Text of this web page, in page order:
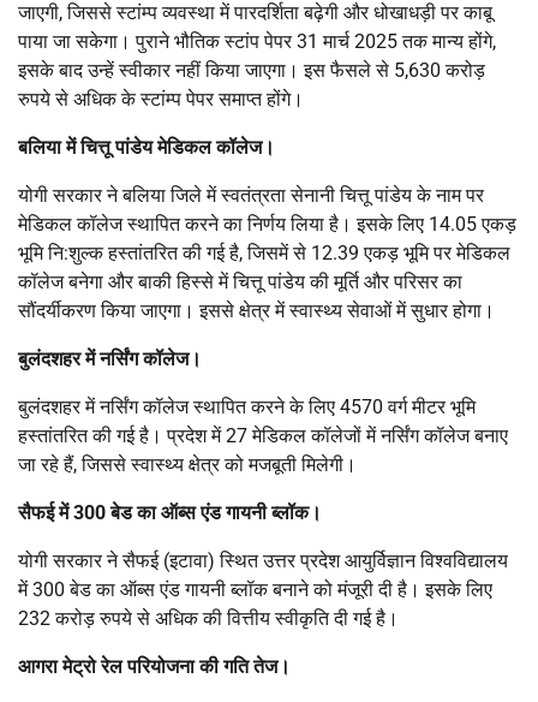
जाएगी, जिससे स्टांम्प व्यवस्था में पारदर्शिता बढ़ेगी और धोखाधड़ी पर काबू
पाया जा सकेगा। पुराने भौतिक स्टांप पेपर 31 मार्च 2025 तक मान्य होंगे,
इसके बाद उन्हें स्वीकार नहीं किया जाएगा। इस फैसले से 5,630 करोड़
रुपये से अधिक के स्टांम्प पेपर समाप्त होंगे।
बलिया में चित्तू पांडेय मेडिकल कॉलेज।
योगी सरकार ने बलिया जिले में स्वतंत्रता सेनानी चित्तू पांडेय के नाम पर
मेडिकल कॉलेज स्थापित करने का निर्णय लिया है। इसके लिए 14.05 एकड़
भूमि नि:शुल्क हस्तांतरित की गई है, जिसमें से 12.39 एकड़ भूमि पर मेडिकल
कॉलेज बनेगा और बाकी हिस्से में चित्तू पांडेय की मूर्ति और परिसर का
सौंदर्यीकरण किया जाएगा। इससे क्षेत्र में स्वास्थ्य सेवाओं में सुधार होगा।
बुलंदशहर में नर्सिंग कॉलेज।
बुलंदशहर में नर्सिंग कॉलेज स्थापित करने के लिए 4570 वर्ग मीटर भूमि
हस्तांतरित की गई है। प्रदेश में 27 मेडिकल कॉलेजों में नर्सिंग कॉलेज बनाए
जा रहे हैं, जिससे स्वास्थ्य क्षेत्र को मजबूती मिलेगी।
सैफई में 300 बेड का ऑब्स एंड गायनी ब्लॉक।
योगी सरकार ने सैफई (इटावा) स्थित उत्तर प्रदेश आयुर्विज्ञान विश्वविद्यालय
में 300 बेड का ऑब्स एंड गायनी ब्लॉक बनाने को मंजूरी दी है। इसके लिए
232 करोड़ रुपये से अधिक की वित्तीय स्वीकृति दी गई है।
आगरा मेट्रो रेल परियोजना की गति तेज।